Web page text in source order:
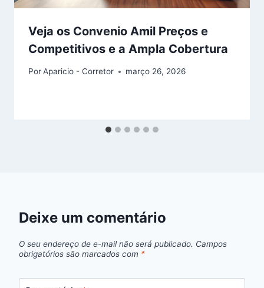
Veja os Convenio Amil Preços e
Competitivos e a Ampla Cobertura
PorAparicio - Corretor março 26, 2026
Deixe um comentário
O seu endereço de e-mail não será publicado. Campos
obrigatórios são marcados com *